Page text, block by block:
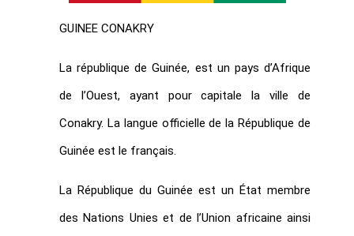
GUINEE CONAKRY
La république de Guinée, est un pays d’Afrique
de l’Ouest, ayant pour capitale la ville de
Conakry. La langue officielle de la République de
Guinée est le français.
La République du Guinée est un État membre
des Nations Unies et de l’Union africaine ainsi